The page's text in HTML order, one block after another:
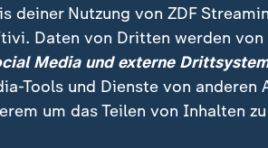
deiner Nutzung von ZDF
Daten von Dritten werden
Media und externe
Tools und Dienste von anderen
um das Teilen von Inhalten